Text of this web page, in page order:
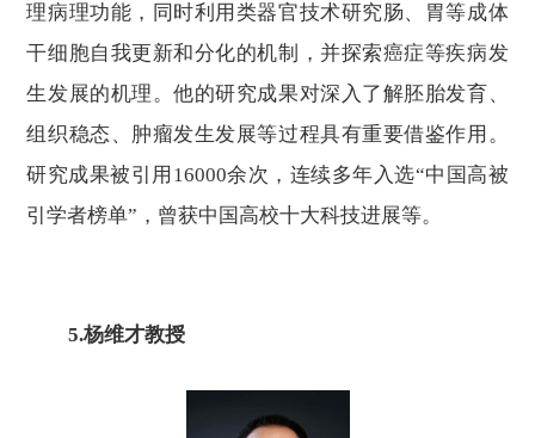
理病理功能，同时利用类器官技术研究肠、胃等成体
干细胞自我更新和分化的机制，并探索癌症等疾病发
生发展的机理。他的研究成果对深入了解胚胎发育、
组织稳态、肿瘤发生发展等过程具有重要借鉴作用。
研究成果被引用16000余次，连续多年入选“中国高被
引学者榜单”，曾获中国高校十大科技进展等。
5.杨维才教授